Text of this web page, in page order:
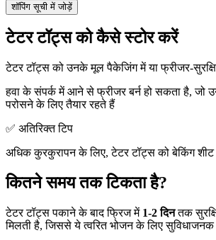
शॉपिंग सूची में जोड़ें
टेटर टॉट्स को कैसे स्टोर करें
टेटर टॉट्स को उनके मूल पैकेजिंग में या फ्रीजर-
हवा के संपर्क में आने से फ्रीजर बर्न हो सकता है, जो
परोसने के लिए तैयार रहते हैं
✅ अतिरिक्त टिप
अधिक कुरकुरापन के लिए, टेटर टॉट्स को बेकिंग
कितने समय तक टिकता है?
टेटर टॉट्स पकाने के बाद फ्रिज में 1-2 दिनतक
मिलती है, जिससे ये त्वरित भोजन के लिए